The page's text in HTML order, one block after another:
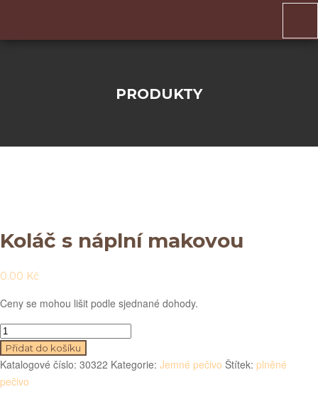
PRODUKTY
Koláč s náplní makovou
0.00 Kč
Ceny se mohou lišit podle sjednané dohody.
Množství
Přidat do košíku
Katalogové číslo: 30322 Kategorie: Jemné pečivo Štítek: plněné
pečivo